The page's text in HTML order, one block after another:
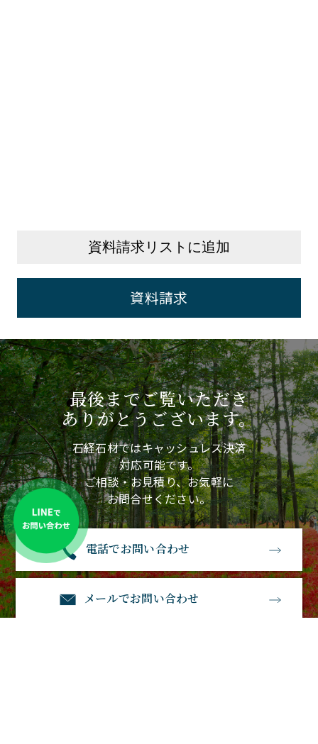
資料請求リストに追加
資料請求
最後までご覧いただき
ありがとうございます。
石経石材ではキャッシュレス決済
対応可能です。
ご相談・お見積り、お気軽に
お問合せください。
電話でお問い合わせ
メールでお問い合わせ